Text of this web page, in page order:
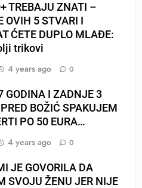
TREBAJU ZNATI –
OVIH 5 STVARI I
ĆETE DUPLO MLAĐE:
trikovi
4 years ago 0
GODINA I ZADNJE 3
BOŽIĆ SPAKUJEM
PO 50 EURA…
4 years ago 0
JE GOVORILA DA
SVOJU ŽENU JER NIJE